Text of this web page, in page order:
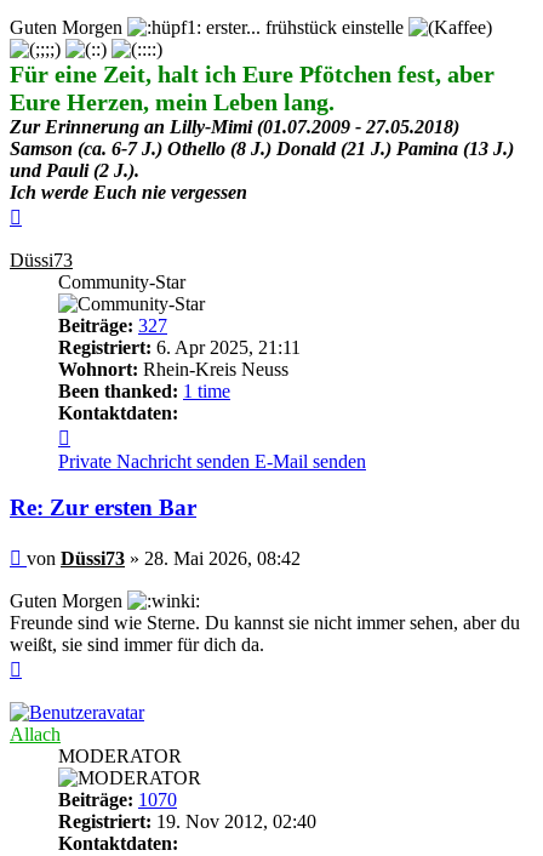
Guten Morgen erster... frühstück einstelle
Für eine Zeit, halt ich Eure Pfötchen fest, aber
Eure Herzen, mein Leben lang.
Zur Erinnerung an Lilly-Mimi (01.07.2009 - 27.05.2018)
Samson (ca. 6-7 J.) Othello (8 J.) Donald (21 J.) Pamina (13 J.)
und Pauli (2 J.).
Ich werde Euch nie vergessen
Düssi73
Community-Star
Beiträge: 327
Registriert: 6. Apr 2025, 21:11
Wohnort: Rhein-Kreis Neuss
Been thanked: 1 time
Kontaktdaten:
von
Düssi73
Private Nachricht senden E-Mail senden
Re: Zur ersten Bar
Beitrag
von Düssi73 » 28. Mai 2026, 08:42
Guten Morgen
Freunde sind wie Sterne. Du kannst sie nicht immer sehen, aber du
weißt, sie sind immer für dich da.
Allach
MODERATOR
Beiträge: 1070
Registriert: 19. Nov 2012, 02:40
Kontaktdaten: